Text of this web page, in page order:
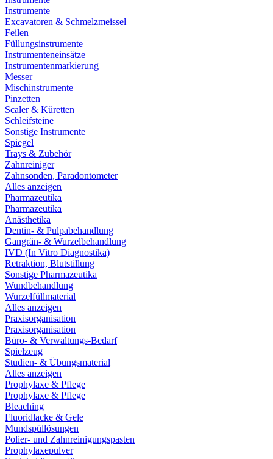
Instrumente
Excavatoren & Schmelzmeissel
Feilen
Füllungsinstrumente
Instrumenteneinsätze
Instrumentenmarkierung
Messer
Mischinstrumente
Pinzetten
Scaler & Küretten
Schleifsteine
Sonstige Instrumente
Spiegel
Trays & Zubehör
Zahnreiniger
Zahnsonden, Paradontometer
Alles anzeigen
Pharmazeutika
Pharmazeutika
Anästhetika
Dentin- & Pulpabehandlung
Gangrän- & Wurzelbehandlung
IVD (In Vitro Diagnostika)
Retraktion, Blutstillung
Sonstige Pharmazeutika
Wundbehandlung
Wurzelfüllmaterial
Alles anzeigen
Praxisorganisation
Praxisorganisation
Büro- & Verwaltungs-Bedarf
Spielzeug
Studien- & Übungsmaterial
Alles anzeigen
Prophylaxe & Pflege
Prophylaxe & Pflege
Bleaching
Fluoridlacke & Gele
Mundspüllösungen
Polier- und Zahnreinigungspasten
Prophylaxepulver